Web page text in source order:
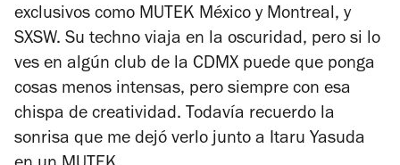
exclusivos como MUTEK México y Montreal, y
SXSW. Su techno viaja en la oscuridad, pero si lo
ves en algún club de la CDMX puede que ponga
cosas menos intensas, pero siempre con esa
chispa de creatividad. Todavía recuerdo la
sonrisa que me dejó verlo junto a Itaru Yasuda